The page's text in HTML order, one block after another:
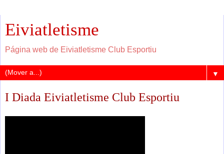
Eiviatletisme
Página web de Eiviatletisme Club Esportiu
▼
I Diada Eiviatletisme Club Esportiu